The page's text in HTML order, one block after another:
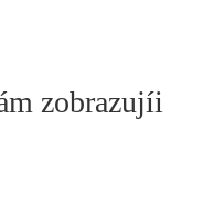
zobrazujíi